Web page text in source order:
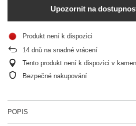
Upozornit na
Produkt není k dispozici
14 dnů na snadné vrácení
Tento produkt není k dispozici v
Bezpečné nakupování
POPIS